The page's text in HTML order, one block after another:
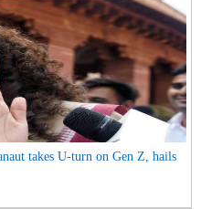
takes U-turn on Gen Z, hails